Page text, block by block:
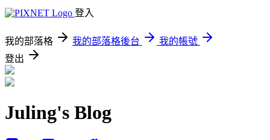
登入
我的部落格 我的部落格後台
我的帳號
登出
Juling's Blog